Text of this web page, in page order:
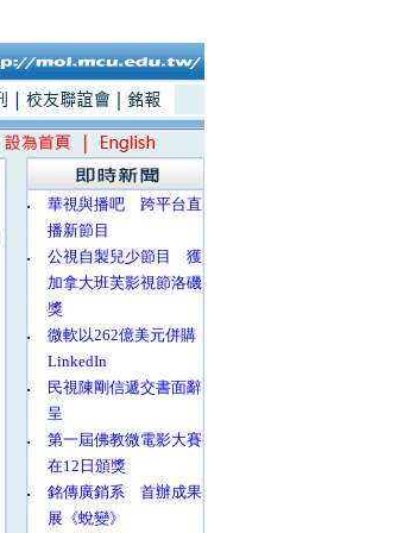
‧
華視與播吧 跨平台直
播新節目
‧
公視自製兒少節目 獲
加拿大班芙影視節洛磯
獎
‧
微軟以262億美元併購
LinkedIn
‧
民視陳剛信遞交書面辭
呈
‧
第一屆佛教微電影大賽
在12日頒獎
‧
銘傳廣銷系 首辦成果
展《蛻變》